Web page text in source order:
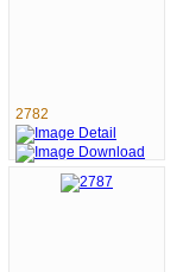
2782